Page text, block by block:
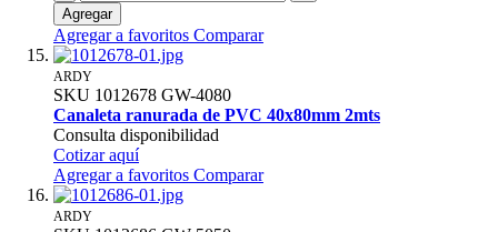
Agregar
Agregar a favoritos Comparar
ARDY
SKU 1012678 GW-4080
Canaleta ranurada de PVC 40x80mm 2mts
Consulta disponibilidad
Cotizar aquí
Agregar a favoritos Comparar
ARDY